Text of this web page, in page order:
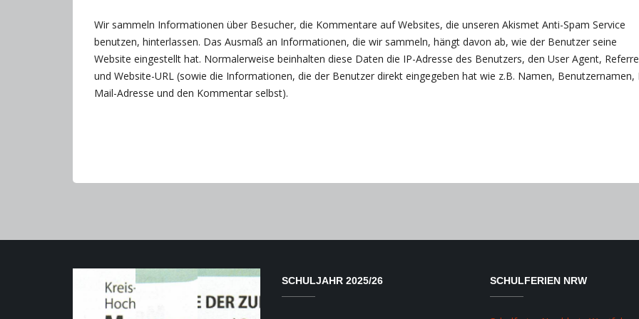
Wir sammeln Informationen über Besucher, die Kommentare auf Websites, die unseren Akismet Anti-Spam Service
benutzen, hinterlassen. Das Ausmaß an Informationen, die wir sammeln, hängt davon ab, wie der Benutzer seine
Website eingestellt hat. Normalerweise beinhalten diese Daten die IP-Adresse des Benutzers, den User Agent,
und Website-URL (sowie die Informationen, die der Benutzer direkt eingegeben hat wie z.B. Namen, Benutzernamen,
Mail-Adresse und den Kommentar selbst).
SCHULJAHR 2025/26 SCHULFERIEN NRW